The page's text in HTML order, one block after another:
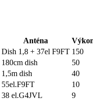
Anténa
Dish 1,8 + 37el F9FT 150
180cm dish
50
1,5m dish
40
55el.F9FT
10
38 el.G4JVL
9